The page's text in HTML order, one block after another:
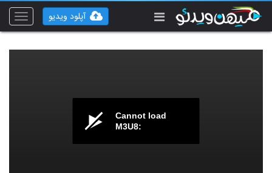
Toggle
آپلود ویدیو
Cannot load
M3U8: